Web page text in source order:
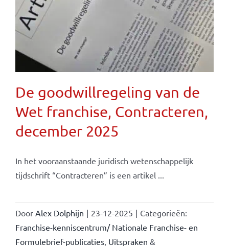
De goodwillregeling van de
Wet franchise, Contracteren,
december 2025
In het vooraanstaande juridisch wetenschappelijk
tijdschrift “Contracteren” is een artikel ...
Door Alex Dolphijn | 23-12-2025 | Categorieën:
Franchise-kenniscentrum/ Nationale Franchise- en
Formulebrief-publicaties, Uitspraken &